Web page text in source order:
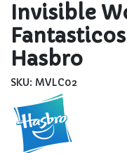
Invisible
Hasbro
SKU: MVLC02